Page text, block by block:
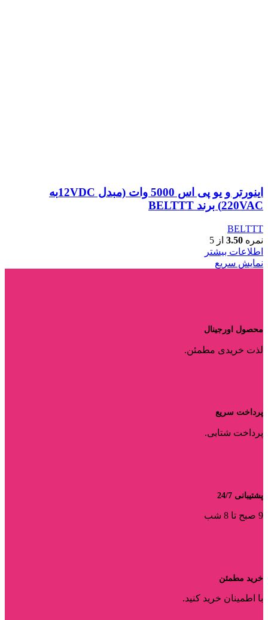
اینورتر و یو پی اس 5000 وات (مبدل 12VDCبه
220VAC) برند BELTTT
BELTTT
نمره 3.50 از 5
اطلاعات بیشتر
نمایش سریع
محصول اورجینال
لذت خریدی مطمئن.
پرداخت سریع
پرداخت شتابی.
پشتیبانی 24/7
9 صبح تا 8 شب
خرید مطمئن
با اطمینان خرید کنید.